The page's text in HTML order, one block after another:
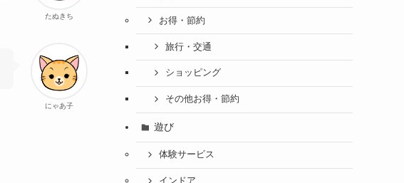
たぬきち
にゃあ子
お得・節約
旅行・交通
ショッピング
その他お得・節約
遊び
体験サービス
インドア